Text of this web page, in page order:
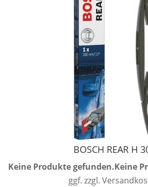
BOSCH REAR H
Keine Produkte gefunden.Keine
ggf. zzgl.